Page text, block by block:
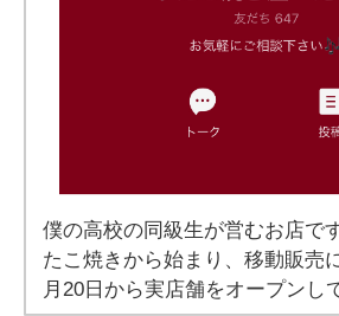
僕の高校の同級生が営むお店で
たこ焼きから始まり、移動販売
月20日から実店舗をオープンし